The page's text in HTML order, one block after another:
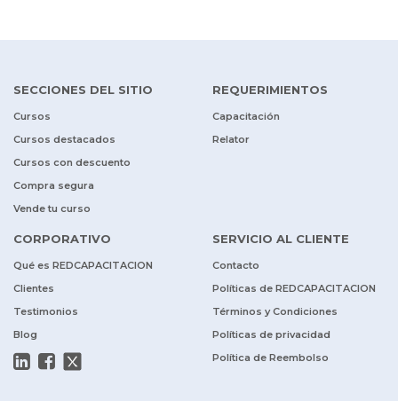
SECCIONES DEL SITIO
Cursos
Cursos destacados
Cursos con descuento
Compra segura
Vende tu curso
REQUERIMIENTOS
Capacitación
Relator
CORPORATIVO
Qué es REDCAPACITACION
Clientes
Testimonios
Blog
SERVICIO AL CLIENTE
Contacto
Políticas de REDCAPACITACION
Términos y Condiciones
Políticas de privacidad
Política de Reembolso